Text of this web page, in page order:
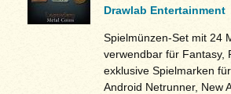
Drawlab Entertainment
Spielmünzen-Set mit 24
verwendbar für Fantasy,
exklusive Spielmarken
Android Netrunner, New